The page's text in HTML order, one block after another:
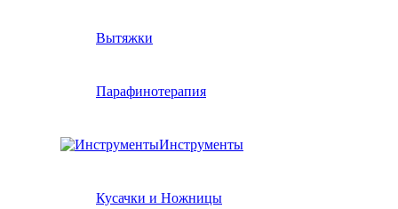
Вытяжки
Парафинотерапия
Инструменты
Кусачки и Ножницы